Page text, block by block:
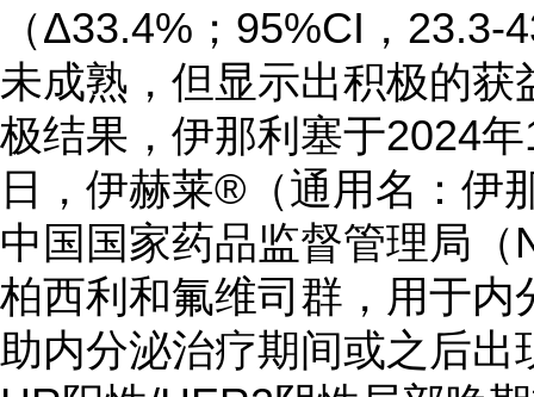
（Δ33.4%；95%CI，
未成熟，但显示出积极的
极结果，伊那利塞于2024
日，伊赫莱®（通用名：伊
中国国家药品监督管理局
柏西利和氟维司群，用于
助内分泌治疗期间或之后